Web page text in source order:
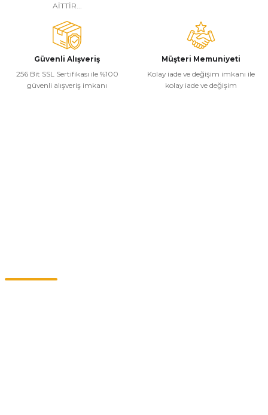
AİTTİR...
Güvenli Alışveriş
256 Bit SSL Sertifikası ile %100
güvenli alışveriş imkanı
Müşteri Memuniyeti
Kolay iade ve değişim imkanı ile
kolay iade ve değişim